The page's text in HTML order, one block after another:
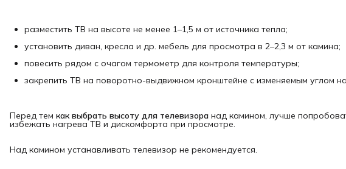
разместить ТВ на высоте не менее 1–1,5 м от источника тепла;
установить диван, кресла и др. мебель для просмотра в 2–2,3 м от камина;
повесить рядом с очагом термометр для контроля температуры;
закрепить ТВ на поворотно-выдвижном кронштейне с изменяемым углом
Перед тем как выбрать высоту для телевизора над камином, лучше
избежать нагрева ТВ и дискомфорта при просмотре.
Над камином устанавливать телевизор не рекомендуется.